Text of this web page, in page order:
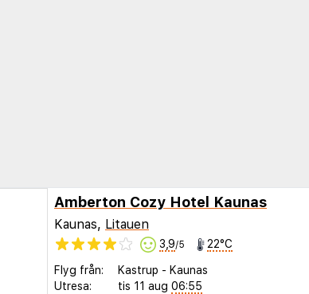
Amberton Cozy Hotel Kaunas
Kaunas, Litauen
3,9/5 22°C
Flyg från: Kastrup - Kaunas
Utresa:
tis 11 aug 06:55